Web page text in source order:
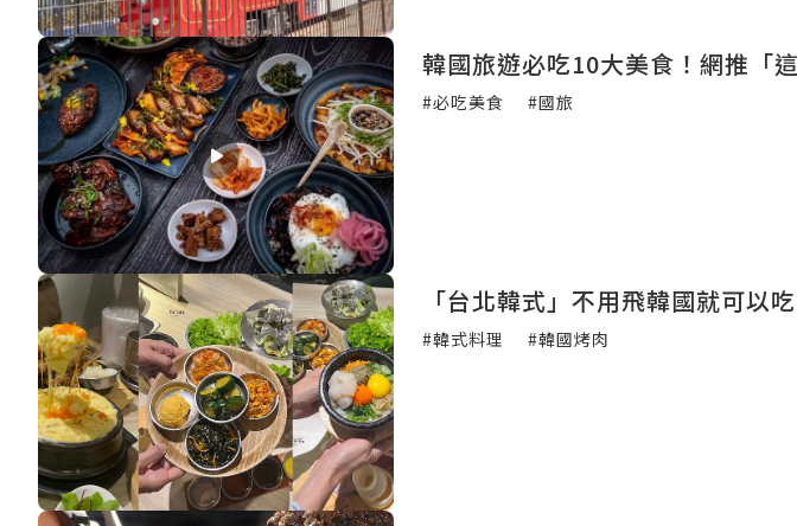
韓國旅遊必吃10大美食！網推「
#必吃美食 #國旅
「台北韓式」不用飛韓國就可以
#韓式料理 #韓國烤肉